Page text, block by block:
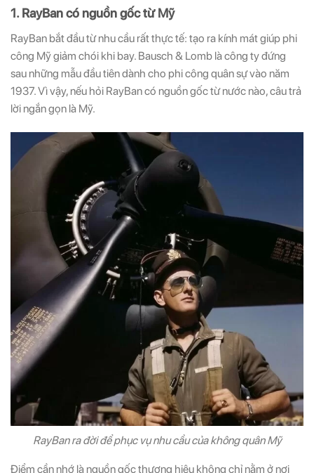
1. RayBan có nguồn gốc từ Mỹ
RayBan bắt đầu từ nhu cầu rất thực tế: tạo ra kính mát giúp phi
công Mỹ giảm chói khi bay. Bausch & Lomb là công ty đứng
sau những mẫu đầu tiên dành cho phi công quân sự vào năm
1937. Vì vậy, nếu hỏi RayBan có nguồn gốc từ nước nào, câu trả
lời ngắn gọn là Mỹ.
RayBan ra đời để phục vụ nhu cầu của không quân Mỹ
Điểm cần nhớ là nguồn gốc thương hiệu không chỉ nằm ở nơi